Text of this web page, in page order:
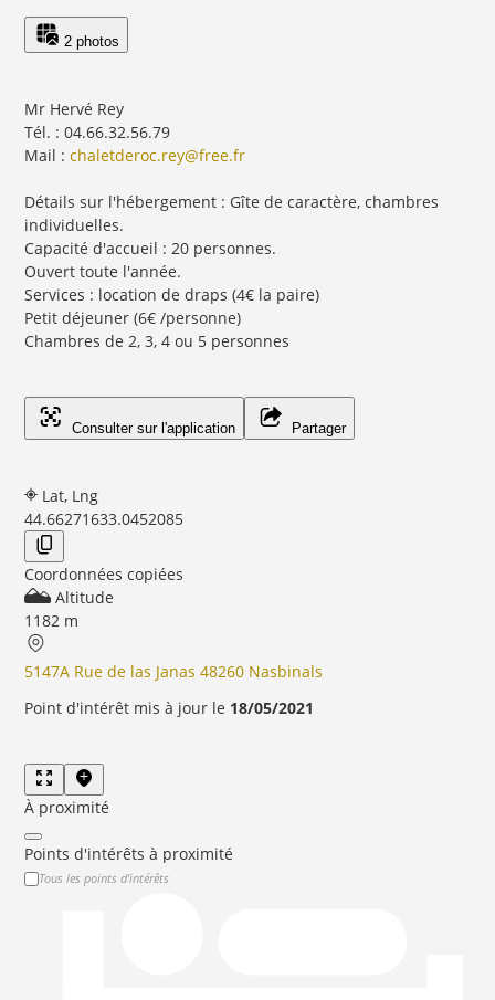
2 photos
Mr Hervé Rey
Tél. : 04.66.32.56.79
Mail :chaletderoc.rey@free.fr
Détails sur l'hébergement : Gîte de caractère, chambres
individuelles.
Capacité d'accueil : 20 personnes.
Ouvert toute l'année.
Services : location de draps (4€ la paire)
Petit déjeuner (6€ /personne)
Chambres de 2, 3, 4 ou 5 personnes
Consulter sur l'application Partager
Lat, Lng
44.66271633.0452085
Coordonnées copiées
Altitude
1182 m
5147A Rue de las Janas 48260 Nasbinals
Point d'intérêt mis à jour le 18/05/2021
À proximité
Points d'intérêts à proximité
Tous les points d'intérêts